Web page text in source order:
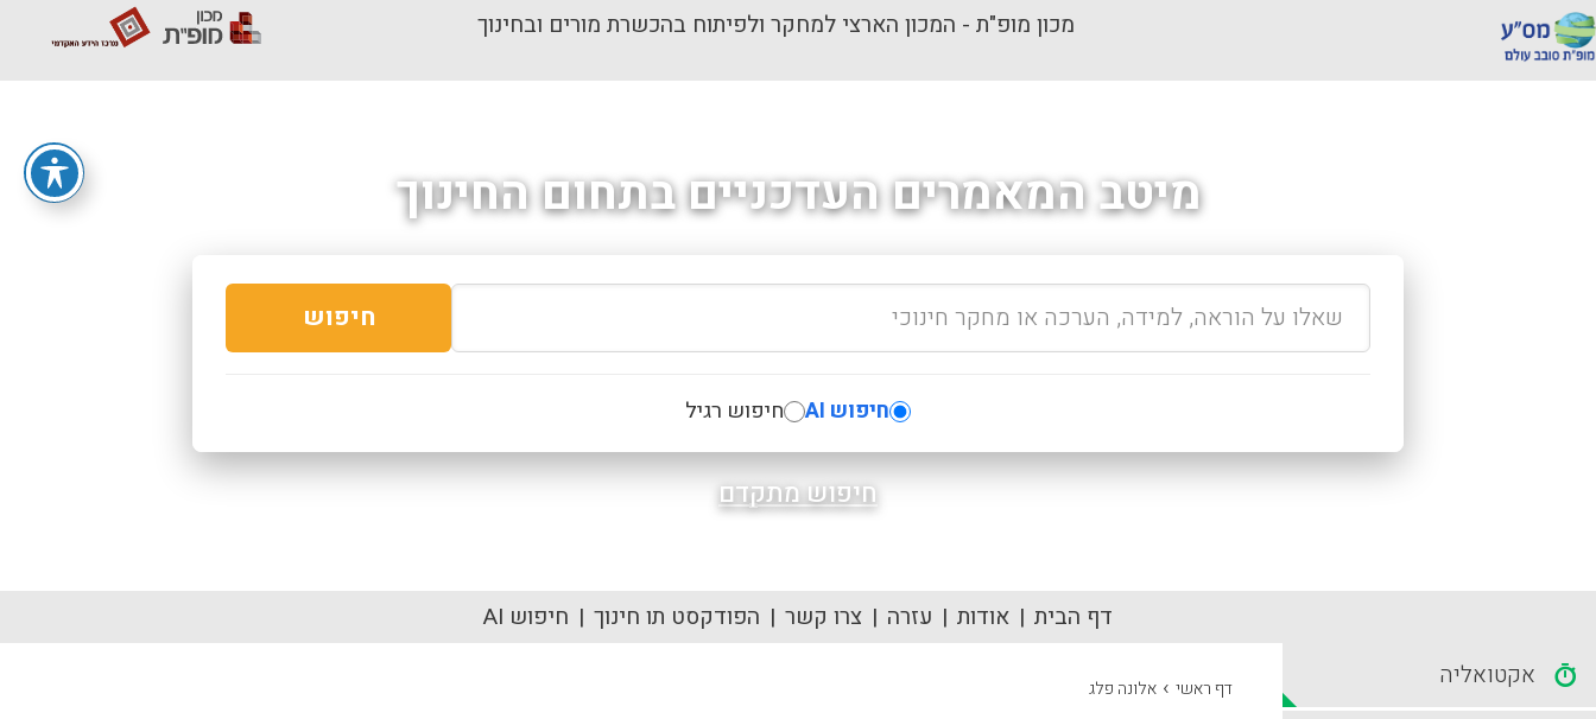
מכון מופ"ת - המכון הארצי למחקר ולפיתוח בהכשרת מורים ובחינוך
מיטב המאמרים העדכניים בתחום החינוך
חיפוש
חיפוש AI חיפוש רגיל
חיפוש מתקדם
דף הבית אודות עזרה צרו קשר הפודקסט תו חינוך חיפוש AI
דף ראשי › אלונה פלג אקטואליה